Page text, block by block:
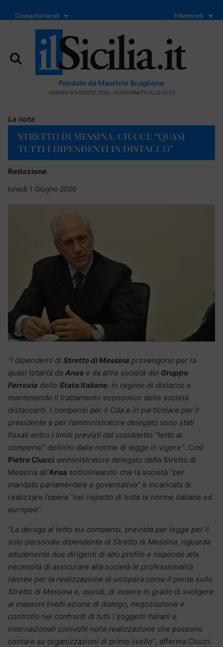
Cronache locali Il Network
Fondato da Maurizio Scaglione
SABATO 8 AGOSTO 2026 - AGGIORNATO ALLE 10:07
La nota
STRETTO DI MESSINA, CIUCCI: “QUASI
TUTTI I DIPENDENTI IN DISTACCO”
Redazione
lunedì 1 Giugno 2026
“I dipendenti di Stretto di Messina provengono per la
quasi totalità da Anas e da altre società del Gruppo
Ferrovie dello Stato Italiane, in regime di distacco e
mantenendo il trattamento economico delle società
distaccanti. I compensi per il Cda e in particolare per il
presidente e per l’amministratore delegato sono stati
fissati entro i limiti previsti dal cosiddetto “tetto ai
compensi” definito dalle norme di legge in vigore”. Così
Pietro Ciucci amministratore delegato della Stretto di
Messina all’Ansa sottolineando che la società “per
mandato parlamentare e governativo” è incaricata di
realizzare l’opera “nel rispetto di tutte le norme italiane ed
europee”.
“La deroga al tetto sui compensi, prevista per legge per il
solo personale dipendente di Stretto di Messina, riguarda
attualmente due dirigenti di alto profilo e risponde alla
necessità di assicurare alla società le professionalità
idonee per la realizzazione di un’opera come il ponte sullo
Stretto di Messina e, quindi, di essere in grado di svolgere
ai massimi livelli azione di dialogo, negoziazione e
controllo nei confronti di tutti i soggetti italiani e
internazionali coinvolti nella realizzazione che possono
contare su organizzazioni di primo livello”, afferma Ciucci.